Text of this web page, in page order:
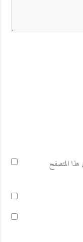
هذا المتصفح